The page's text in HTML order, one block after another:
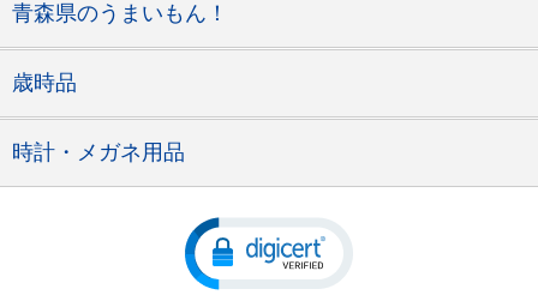
青森県のうまいもん！
歳時品
時計・メガネ用品